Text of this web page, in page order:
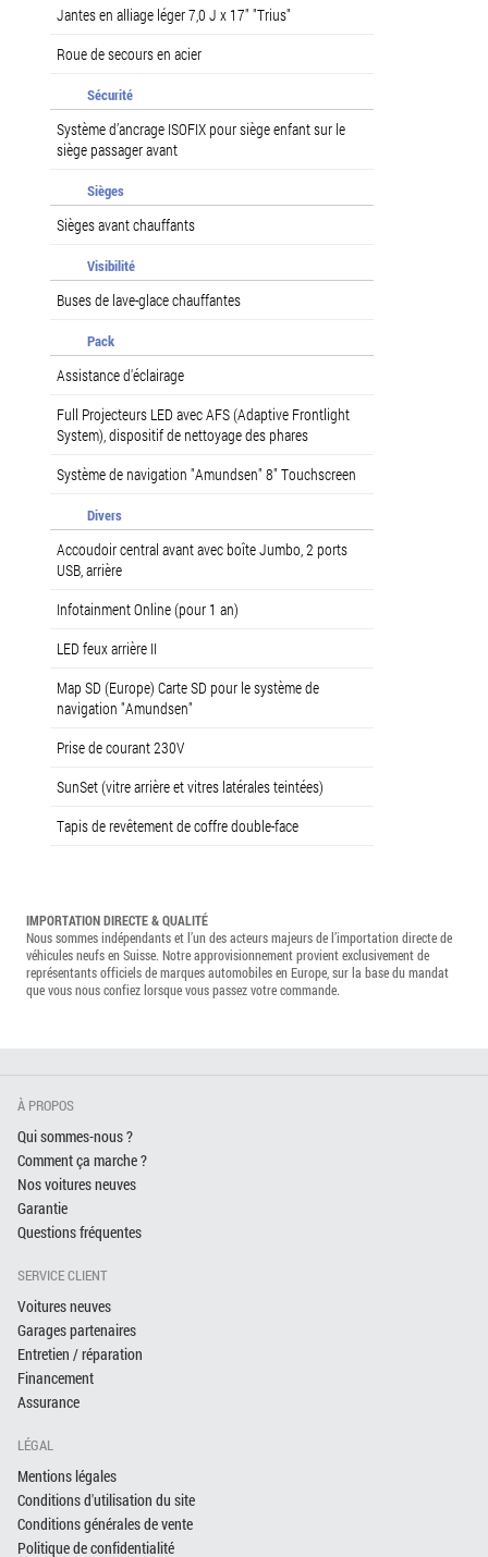
Jantes en alliage léger 7,0 J x 17" "Trius"
Roue de secours en acier
Sécurité
Système d’ancrage ISOFIX pour siège enfant sur le
siège passager avant
Sièges
Sièges avant chauffants
Visibilité
Buses de lave-glace chauffantes
Pack
Assistance d'éclairage
Full Projecteurs LED avec AFS (Adaptive Frontlight
System), dispositif de nettoyage des phares
Système de navigation "Amundsen" 8" Touchscreen
Divers
Accoudoir central avant avec boîte Jumbo, 2 ports
USB, arrière
Infotainment Online (pour 1 an)
LED feux arrière II
Map SD (Europe) Carte SD pour le système de
navigation "Amundsen"
Prise de courant 230V
SunSet (vitre arrière et vitres latérales teintées)
Tapis de revêtement de coffre double-face
IMPORTATION DIRECTE & QUALITÉ
Nous sommes indépendants et l’un des acteurs majeurs de l’importation directe de
véhicules neufs en Suisse. Notre approvisionnement provient exclusivement de
représentants officiels de marques automobiles en Europe, sur la base du mandat
que vous nous confiez lorsque vous passez votre commande.
À PROPOS
Qui sommes-nous ?
Comment ça marche ?
Nos voitures neuves
Garantie
Questions fréquentes
SERVICE CLIENT
Voitures neuves
Garages partenaires
Entretien / réparation
Financement
Assurance
LÉGAL
Mentions légales
Conditions d'utilisation du site
Conditions générales de vente
Politique de confidentialité